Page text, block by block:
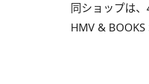
同ショップは
HMV & BOOKS